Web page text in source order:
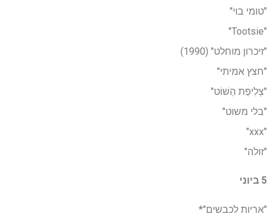
"טומי בוי"
"Tootsie"
"זיכרון מוחלט" (1990)
"חצץ אמיתי"
"צְלִיפַת הַשׁוֹט"
"בלי משוט"
"xxx"
"זולה"
5 ביוני
"אריות לכבשים"*